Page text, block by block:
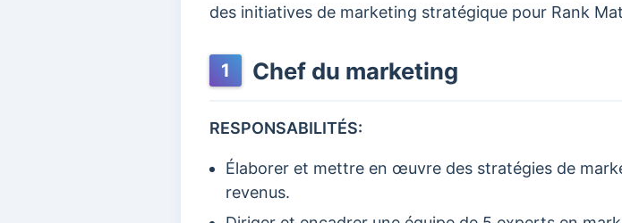
des initiatives de marketing stratégique pour Rank
1 Chef du marketing
RESPONSABILITÉS:
Élaborer et mettre en œuvre des stratégies de
revenus.